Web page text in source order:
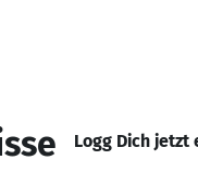
Logg Dich jetzt